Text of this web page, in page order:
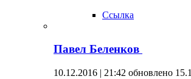
Ссылка
Павел Беленков
10.12.2016 | 21:42 обновлено